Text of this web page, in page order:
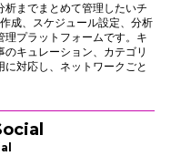
までまとめて管理したいチ
成、スケジュール設定、分析
プラットフォームです。キ
キュレーション、カテゴリ
対応し、ネットワークごと
できます。さらに、共同作
管理、リンク追跡、レポー
ブランドのトーンと投稿頻度